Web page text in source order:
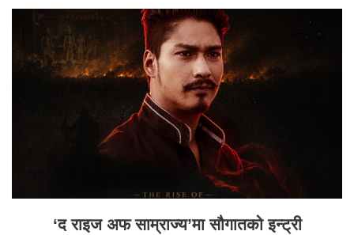
‘द राइज अफ साम्राज्य’मा सौगातको इन्ट्री